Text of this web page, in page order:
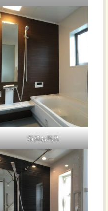
新築お風呂